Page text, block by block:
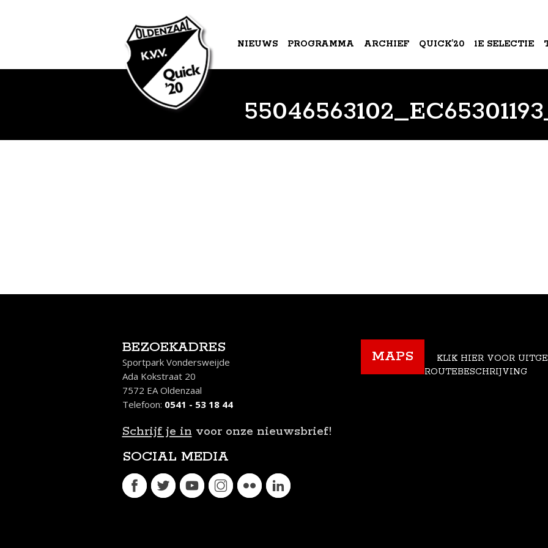
NIEUWS PROGRAMMA ARCHIEF QUICK’20 1E SELECTIE
BEZOEKADRES
Sportpark Vondersweijde
Ada Kokstraat 20
7572 EA Oldenzaal
Telefoon: 0541 - 53 18 44
Schrijf je in voor onze nieuwsbrief!
SOCIAL MEDIA
MAPS
KLIK HIER VOOR
ROUTEBESCHRIJVING